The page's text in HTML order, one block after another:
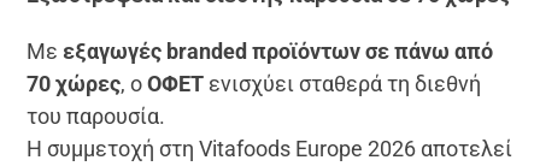
Με εξαγωγές branded προϊόντων σε πάνω από
70 χώρες, οΟΦΕΤ ενισχύει σταθερά τη διεθνή
του παρουσία.
Η συμμετοχή στη Vitafoods Europe 2026 αποτελεί